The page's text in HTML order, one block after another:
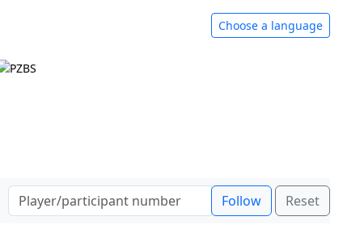
Choose a language
Follow Reset